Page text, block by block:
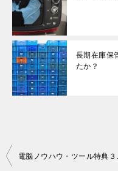
長期在庫保
たか？
投
稿